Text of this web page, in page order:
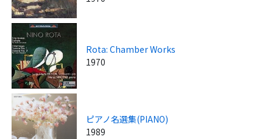
Rota: Chamber Works
1970
ピアノ名選集(PIANO)
1989